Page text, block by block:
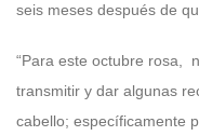
seis meses después de
“Para este octubre rosa,
transmitir y dar algunas
cabello; específicamente